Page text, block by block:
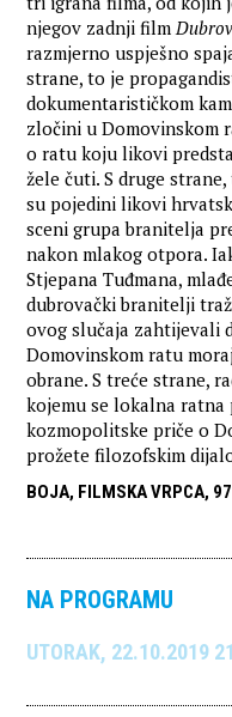
njegov zadnji film
razmjerno uspješno
strane, to je
dokumentarističkom
zločini u Domovinskom
o ratu koju likovi
žele čuti. S druge
su pojedini likovi
sceni grupa branitelja
nakon mlakog otpora.
Stjepana Tuđmana,
dubrovački branitelji
ovog slučaja zahtijevali
Domovinskom ratu
obrane. S treće strane,
kojemu se lokalna ratna
kozmopolitske priče o
prožete filozofskim
BOJA, FILMSKA VRPCA,
NA PROGRAMU
UTORAK, 22.10.2019